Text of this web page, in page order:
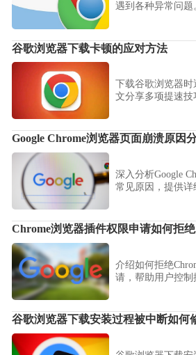
遇到各种异常问
谷歌浏览器下载卡顿的应对方法
下载谷歌浏览器
文分享多项提速
Google Chrome浏览器页面崩溃原因
深入分析Google
常见原因，提供
Chrome浏览器插件权限申请如何拒绝
介绍如何拒绝
请，帮助用户控
谷歌浏览器下载安装过程被中断如何